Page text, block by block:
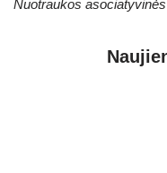
Nuotraukos